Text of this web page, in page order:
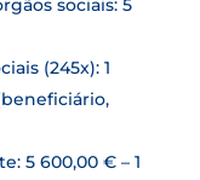
sociais: 5
(245x): 1
5 600,00 € – 1